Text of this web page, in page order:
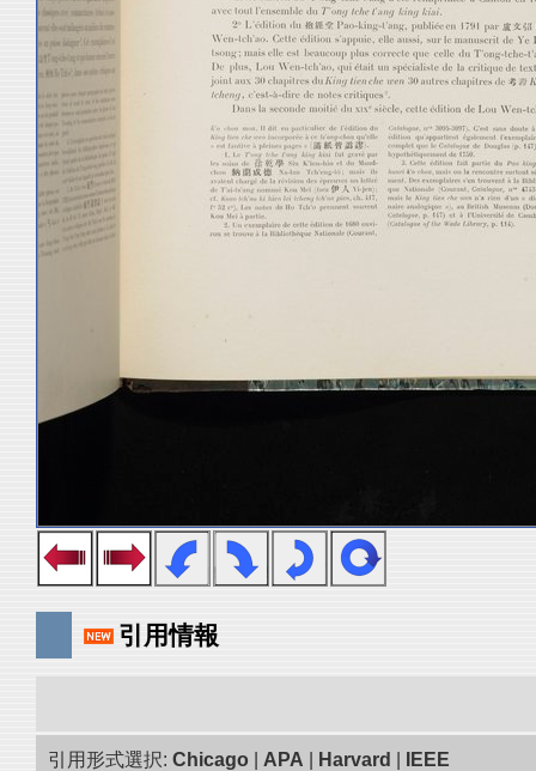
引用情報
引用形式選択: Chicago APA Harvard IEEE